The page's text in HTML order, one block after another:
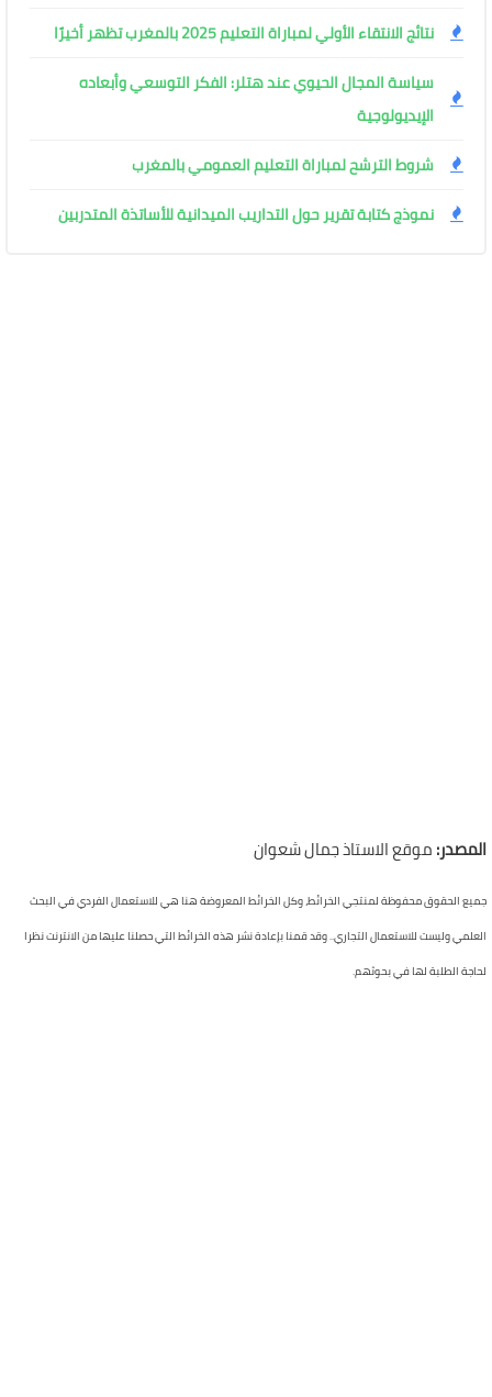
نتائج الانتقاء الأولي لمباراة التعليم 2025 بالمغرب تظهر أخيرًا
سياسة المجال الحيوي عند هتلر: الفكر التوسعي وأبعاده
الإيديولوجية
شروط الترشح لمباراة التعليم العمومي بالمغرب
نموذج كتابة تقرير حول التداريب الميدانية للأساتذة المتدربين
المصدر:موقع الاستاذ جمال شعوان
جميع الحقوق محفوظة لمنتجي الخرائط، وكل الخرائط المعروضة هنا هي للاستعمال الفردي في البحث
العلمي وليست للاستعمال التجاري.. وقد قمنا بإعادة نشر هذه الخرائط التي حصلنا عليها من الانترنت نظرا
لحاجة الطلبة لها في بحوثهم.